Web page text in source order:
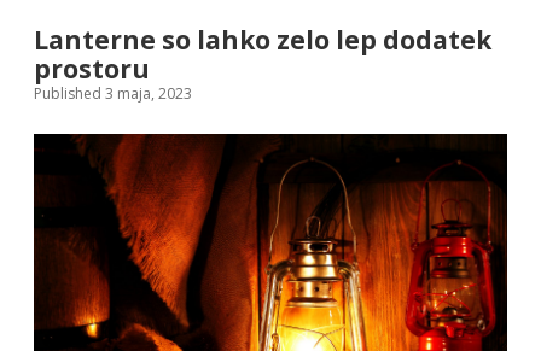
Lanterne so lahko zelo lep dodatek
prostoru
Published 3 maja, 2023